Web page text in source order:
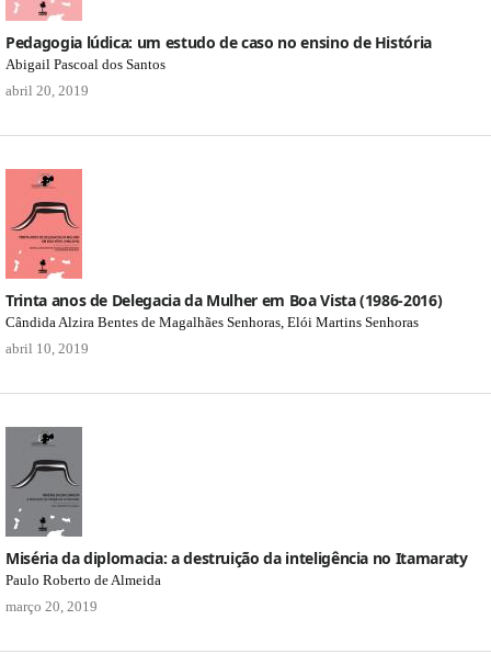
Pedagogia lúdica: um estudo de caso no ensino de História
Abigail Pascoal dos Santos
abril 20, 2019
Trinta anos de Delegacia da Mulher em Boa Vista (1986-2016)
Cândida Alzira Bentes de Magalhães Senhoras, Elói Martins Senhoras
abril 10, 2019
Miséria da diplomacia: a destruição da inteligência no Itamaraty
Paulo Roberto de Almeida
março 20, 2019